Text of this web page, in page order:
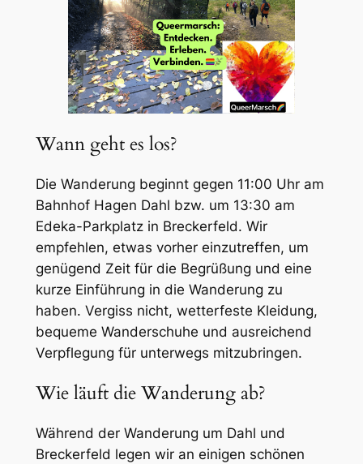
Wann geht es los?
Die Wanderung beginnt gegen 11:00 Uhr am
Bahnhof Hagen Dahl bzw. um 13:30 am
Edeka-Parkplatz in Breckerfeld. Wir
empfehlen, etwas vorher einzutreffen, um
genügend Zeit für die Begrüßung und eine
kurze Einführung in die Wanderung zu
haben. Vergiss nicht, wetterfeste Kleidung,
bequeme Wanderschuhe und ausreichend
Verpflegung für unterwegs mitzubringen.
Wie läuft die Wanderung ab?
Während der Wanderung um Dahl und
Breckerfeld legen wir an einigen schönen